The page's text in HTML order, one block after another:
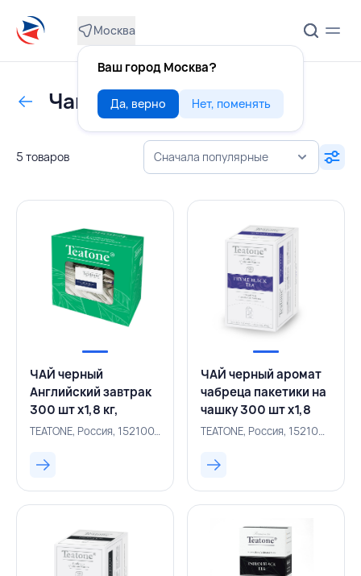
Москва
Ваш город Москва?
Да, верно Нет, поменять
Чай
5 товаров Сначала популярные
ЧАЙ черный
Английский завтрак
300 шт х1,8 кг,
TEATONE, РОССИЯ
TEATONE, Россия, 152100173
ЧАЙ черный аромат
чабреца пакетики на
чашку 300 шт х1,8
г,TEATONE,РОССИЯTEATONE, Россия, 152100239